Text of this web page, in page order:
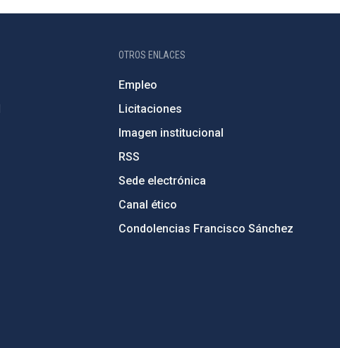
OTROS ENLACES
Empleo
Licitaciones
Imagen institucional
RSS
Sede electrónica
Canal ético
Condolencias Francisco Sánchez